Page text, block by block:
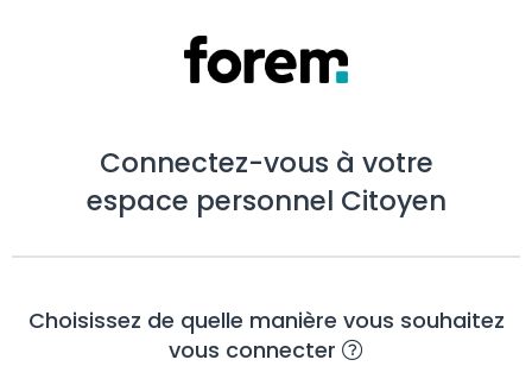
Connectez-vous à votre
espace personnel Citoyen
Choisissez de quelle manière vous souhaitez
vous connecter